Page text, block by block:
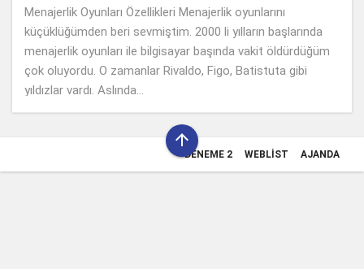
Menajerlik Oyunları Özellikleri Menajerlik oyunlarını
küçüklüğümden beri sevmiştim. 2000 li yılların başlarında
menajerlik oyunları ile bilgisayar başında vakit öldürdüğüm
çok oluyordu. O zamanlar Rivaldo, Figo, Batistuta gibi
yıldızlar vardı. Aslında...

DENEME 2 WEBLIST AJANDA